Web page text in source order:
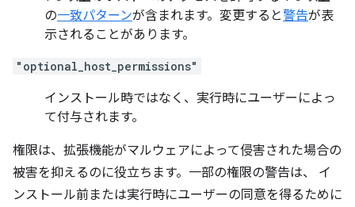
の一致パターンが含まれます。変更すると 警告が表
示されることがあります。
"optional_host_permissions"
インストール時ではなく、実行時にユーザーによっ
て付与されます。
権限は、拡張機能がマルウェアによって侵害された場合の
被害を抑えるのに役立ちます。一部の権限の警告は、 イ
ンストール前または実行時にユーザーの同意を得るために